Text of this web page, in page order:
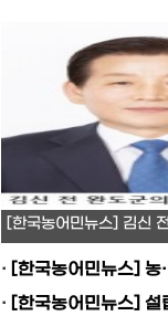
[한국농어민뉴스] 김신
· [한국농어민뉴스] 농
· [한국농어민뉴스] 설